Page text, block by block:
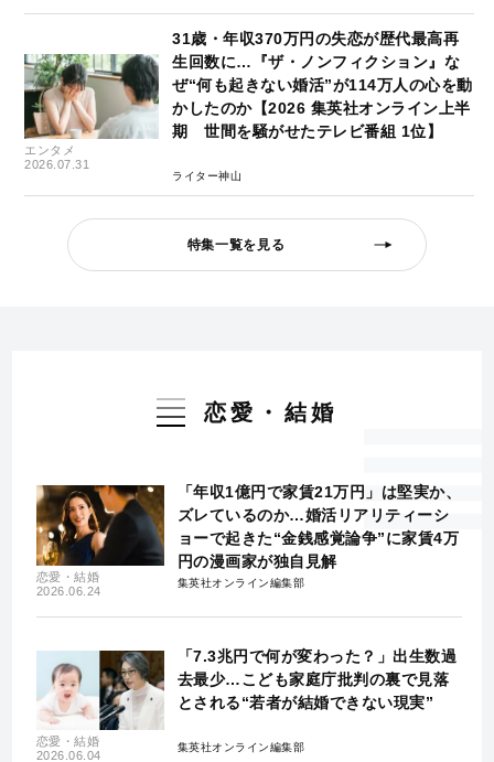
エンタメ
2026.07.31
31歳・年収370万円の失恋が歴代最高再
生回数に…『ザ・ノンフィクション』な
ぜ“何も起きない婚活”が114万人の心を動
かしたのか【2026 集英社オンライン上半
期 世間を騒がせたテレビ番組 1位】
ライター神山
特集一覧を見る
恋愛・結婚
恋愛・結婚
2026.06.24
「年収1億円で家賃21万円」は堅実か、
ズレているのか…婚活リアリティーシ
ョーで起きた“金銭感覚論争”に家賃4万
円の漫画家が独自見解
集英社オンライン編集部
恋愛・結婚
2026.06.04
「7.3兆円で何が変わった？」出生数過
去最少…こども家庭庁批判の裏で見落
とされる“若者が結婚できない現実”
集英社オンライン編集部